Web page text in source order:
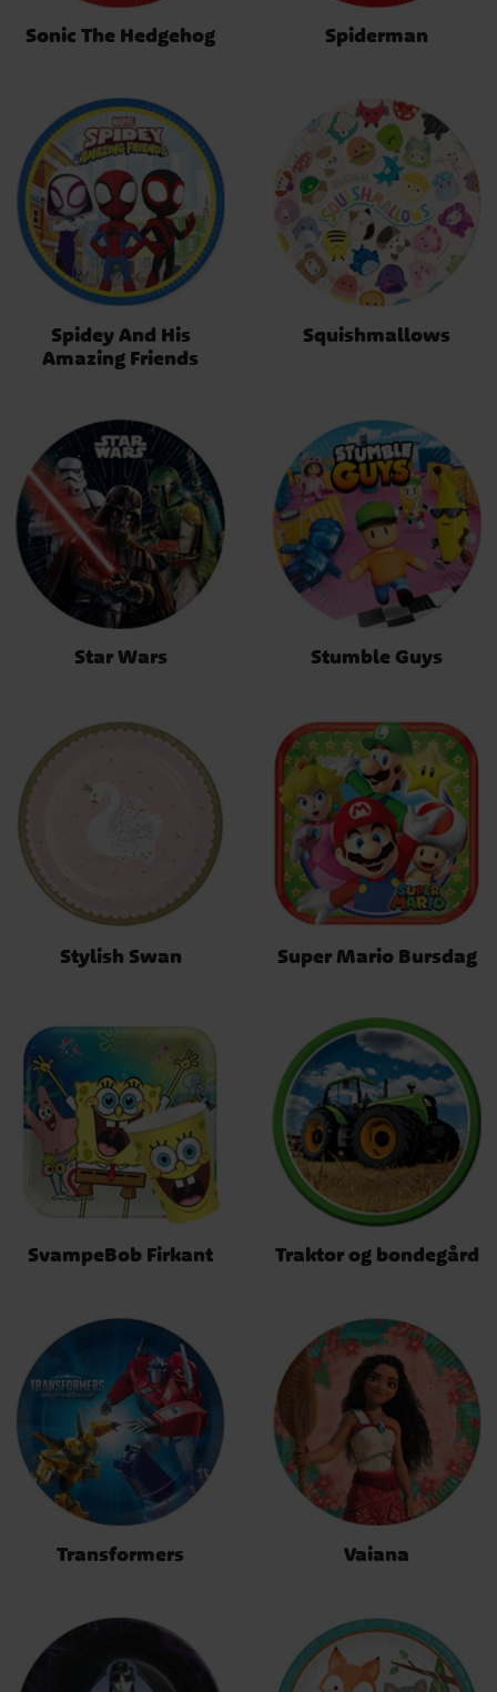
Sonic The Hedgehog Spiderman
Spidey And His
Amazing Friends
Squishmallows
Star Wars Stumble Guys
Stylish Swan Super Mario Bursdag
SvampeBob Firkant Traktor og bondegård
Transformers Vaiana